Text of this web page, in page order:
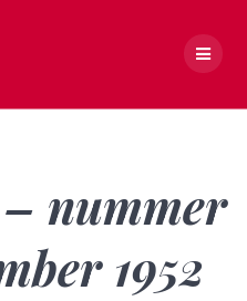
nummer
1952